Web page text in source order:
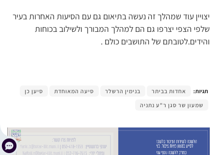
יצויין עוד שמהלך זה נעשה בתיאום גם עם הסיעות האחרות בעיר
שלפי הצפי יצרפו גם הם למהלך המבורך ולשילוב בכוחות
והידים.לטובתם של התושבים כולם .
תגיות: אחדות בביתר בנימין הרשלר סיעה המאוחדת
סיען כן
שמעון שר סגן ר"ע נתניה